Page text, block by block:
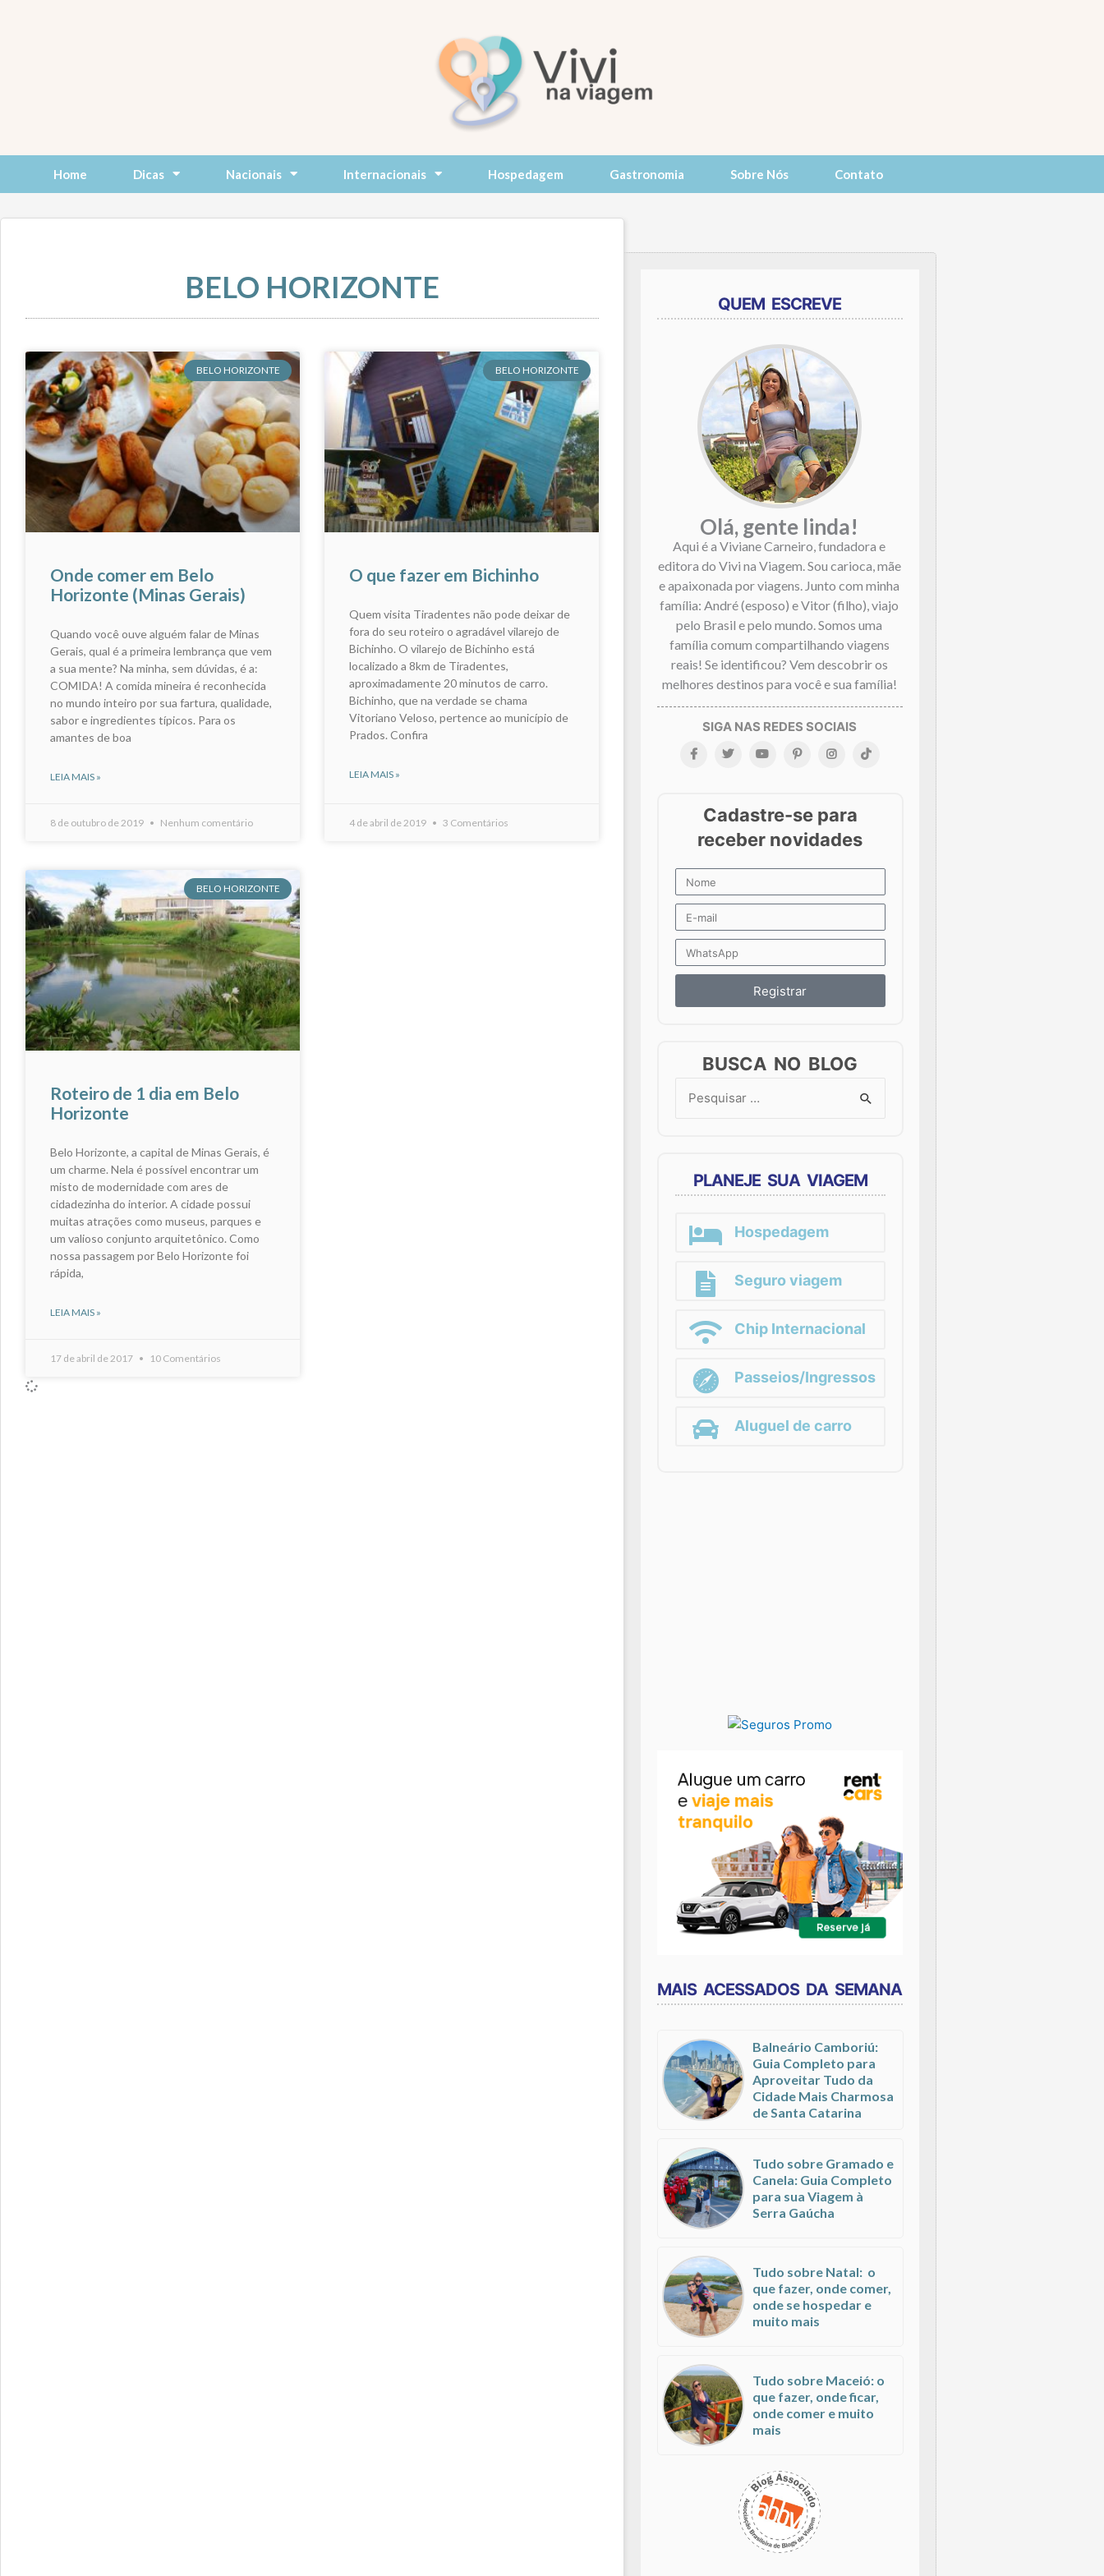
Home Dicas Nacionais Internacionais Hospedagem Gastronomia Sobre Nós Contato
BELO HORIZONTE
BELO HORIZONTE
Onde comer em Belo
Horizonte (Minas Gerais)
Quando você ouve alguém falar de Minas
Gerais, qual é a primeira lembrança que vem
a sua mente? Na minha, sem dúvidas, é a:
COMIDA! A comida mineira é reconhecida
no mundo inteiro por sua fartura, qualidade,
sabor e ingredientes típicos. Para os
amantes de boa
LEIA MAIS »
8 de outubro de 2019 Nenhum comentário
BELO HORIZONTE
O que fazer em Bichinho
Quem visita Tiradentes não pode deixar de
fora do seu roteiro o agradável vilarejo de
Bichinho. O vilarejo de Bichinho está
localizado a 8km de Tiradentes,
aproximadamente 20 minutos de carro.
Bichinho, que na verdade se chama
Vitoriano Veloso, pertence ao município de
Prados. Confira
LEIA MAIS »
4 de abril de 2019 3 Comentários
BELO HORIZONTE
Roteiro de 1 dia em Belo
Horizonte
Belo Horizonte, a capital de Minas Gerais, é
um charme. Nela é possível encontrar um
misto de modernidade com ares de
cidadezinha do interior. A cidade possui
muitas atrações como museus, parques e
um valioso conjunto arquitetônico. Como
nossa passagem por Belo Horizonte foi
rápida,
LEIA MAIS »
17 de abril de 2017 10 Comentários
QUEM ESCREVE
Olá, gente linda!
Aqui é a Viviane Carneiro, fundadora e
editora do Vivi na Viagem. Sou carioca, mãe
e apaixonada por viagens. Junto com minha
família: André (esposo) e Vitor (filho), viajo
pelo Brasil e pelo mundo. Somos uma
família comum compartilhando viagens
reais! Se identificou? Vem descobrir os
melhores destinos para você e sua família!
Registrar
BUSCA NO BLOG
Search
PLANEJE SUA VIAGEM
Hospedagem
Seguro viagem
Chip Internacional
Passeios/Ingressos
Aluguel de carro
MAIS ACESSADOS DA SEMANA
Balneário Camboriú:
Guia Completo para
Aproveitar Tudo da
Cidade Mais Charmosa
de Santa Catarina
Tudo sobre Gramado e
Canela: Guia Completo
para sua Viagem à
Serra Gaúcha
Tudo sobre Natal: o
que fazer, onde comer,
onde se hospedar e
muito mais
Tudo sobre Maceió: o
que fazer, onde ficar,
onde comer e muito
mais